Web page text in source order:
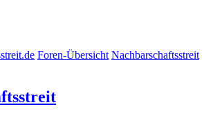
Foren-Übersicht Nachbarschaftsstreit